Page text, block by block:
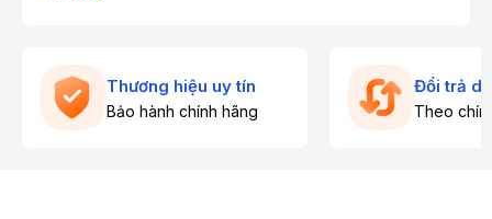
Thương hiệu uy tín
Bảo hành chính hãng
Đổi trả
Theo